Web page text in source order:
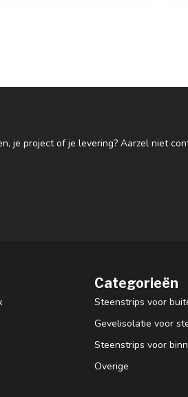
je project of je levering? Aarzel niet
Categorieën
Steenstrips voor
Gevelisolatie voor
Steenstrips voor
Overige